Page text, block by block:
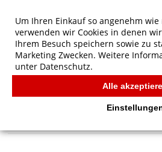
B&C Hooded Sweatshirt
Um Ihren Einkauf so angenehm
verwenden wir Cookies in denen
Ihrem Besuch speichern sowie zu
Marketing Zwecken. Weitere
unter Datenschutz.
Alle